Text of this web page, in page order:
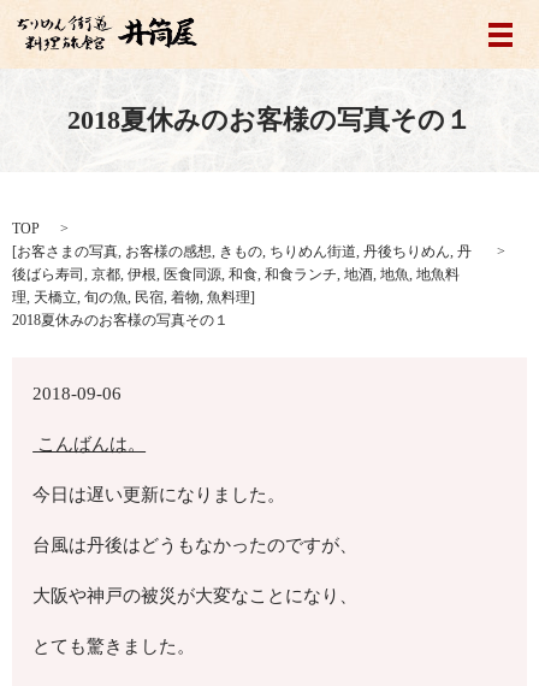
メ
2018夏休みのお客様の写真その１
TOP
[お客さまの写真, お客様の感想, きもの, ちりめん街道, 丹後ちりめん, 丹
後ばら寿司 , 京都, 伊根, 医食同源, 和食, 和食ランチ, 地酒, 地魚, 地魚料
理, 天橋立, 旬の魚, 民宿, 着物, 魚料理]
2018夏休みのお客様の写真その１
2018-09-06
こんばんは。
今日は遅い更新になりました。
台風は丹後はどうもなかったのですが、
大阪や神戸の被災が大変なことになり、
とても驚きました。